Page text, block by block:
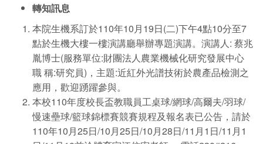
轉知訊息
本院生機系訂於110年10月19日(二)下午4點10分至7
點於生機大樓一樓演講廳舉辦專題演講。演講人: 蔡兆
胤博士(服務單位:財團法人農業機械化研究發展中心
職 稱:研究員)，主題:近紅外光譜技術於農產品檢測之
應用，歡迎踴躍參與。
本校110年度校長盃教職員工桌球/網球/高爾夫/羽球/
慢速壘球/籃球錦標賽競賽規程及報名表已公告，請於
110年10月25日/10月25日/10月28日/11月1日/11月1